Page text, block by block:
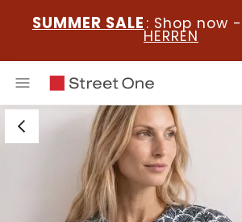
SUMMER SALE : Shop now -
HERREN